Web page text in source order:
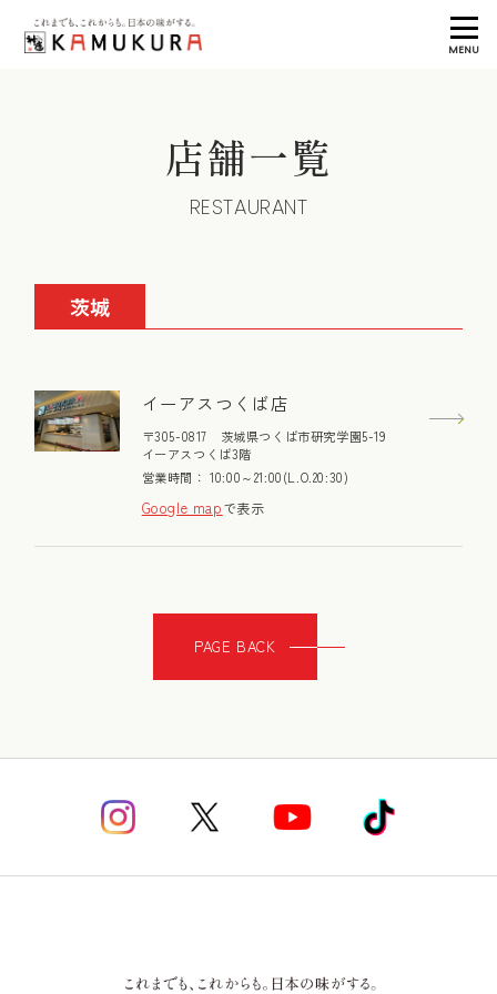
MENU
店舗一覧
RESTAURANT
茨城
イーアスつくば店
〒305-0817 茨城県つくば市研究学園5-19
イーアスつくば3階
営業時間： 10:00～21:00(L.O.20:30)
Google mapで表示
PAGE BACK